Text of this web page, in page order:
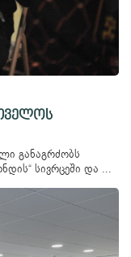
განაგრძობს
სივრცეში და ...